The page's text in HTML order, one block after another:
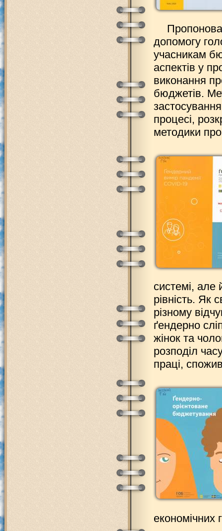
допомогу
учасникам
аспектів у
виконання
бюджетів.
процесі,
методики
системі, але
рівність. Як
різному
ґендерно
жінок та
розподіл
праці,
економічних